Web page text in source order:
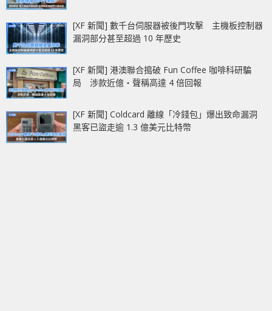
[XF 新聞] 數千台伺服器被後門攻擊 主機板控制器
漏洞部分甚至超過 10 年歷史
[XF 新聞] 港澳聯合搗破 Fun Coffee 咖啡科研騙
局 涉款近億‧聲稱高達 4 倍回報
[XF 新聞] Coldcard 離線「冷錢包」爆出致命漏洞
黑客已盜走逾 1.3 億美元比特幣